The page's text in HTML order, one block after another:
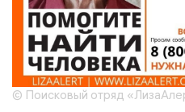
© Поисковый отряд